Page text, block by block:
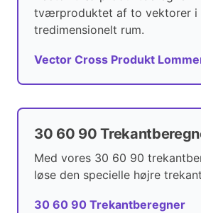
tværproduktet af to vektorer i
tredimensionelt rum.
Vector Cross Produkt
30 60 90
Med vores 30 60 90
løse den specielle højre
30 60 90 Trekantberegner